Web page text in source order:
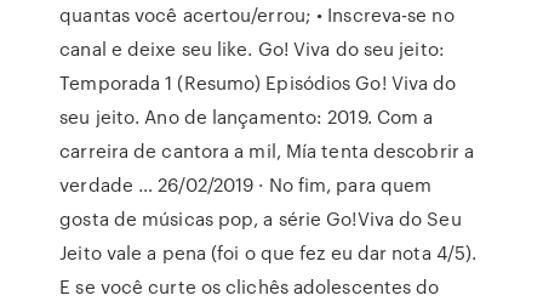
quantas você acertou/errou; • Inscreva-se no
canal e deixe seu like. Go! Viva do seu jeito:
Temporada 1 (Resumo) Episódios Go! Viva do
seu jeito. Ano de lançamento: 2019. Com a
carreira de cantora a mil, Mía tenta descobrir a
verdade … 26/02/2019 · No fim, para quem
gosta de músicas pop, a série Go!Viva do Seu
Jeito vale a pena (foi o que fez eu dar nota 4/5).
E se você curte os clichês adolescentes do